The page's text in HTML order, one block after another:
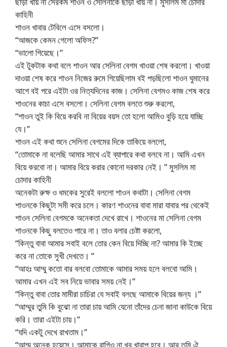
কাহিনী
শাওন খাবার টেবিলে এসে বসলো।
“আজকে কেমন গেলো অফিস?”
“ভালো গিয়েছে।”
এই টুকটাক কথা বলে শাওন আর সেলিনা বেগম খাওয়া শেষ করলো। খাওয়া
দাওয়া শেষ করে শাওন নিজের রুমে গিয়েছিলাম বই পড়ছিলো শাওন ঘুমানের
আগে বই পরে এইটা ওর নিত্যদিনের কাজ। সেলিনা বেগমও কাজ শেষ করে
শাওনের কাচা এসে বসলো। সেলিনা বেগম বলতে শুরু করলো,
“শাওন তুই কি বিয়ে করবি না বিয়ের বয়স তো হলো আমিও বুড়ি হয়ে যাচ্ছি
যে।”
শাওন এই কথা শুনে সেলিনা বেগমের দিকে তাকিয়ে বললো,
“তোমাকে না বলেছি আমার সাথে এই ব্যাপারে কথা বলবে না। আমি এখন
বিয়ে করবো না। আমার বিয়ে করার কোনো দরকার নেই। ” মুসলিম মা
চোদার কাহিনী
অনেকটা রুক্ষ ও ধমকের সুরেই বললো শাওন কথাটা। সেলিনা বেগম
শাওনকে কিছুটা সমী করে চলে। কারণ শাওনের বাবা মারা যাবার পর থেকেই
শাওন সেলিনা বেগমকে অনেকতা দেখে রাখে। শাওনের মা সেলিনা বেগম
শাওনকে কিছু বলতেও পারে না। তাও বলার চেষ্টা করলো,
“কিন্তু বাবা আমার সবাই বলে তোর কেন বিয়ে দিচ্ছি না? আমার কি ইচ্ছে
করে না তোকে সুখী দেখতে। ”
“আহঃ আম্মু কতো বার বলবো তোমাকে আমার সময় হলে বলবো আমি।
আমার এখন এই সব নিয়ে ভাবার সময় নেই।”
“কিন্তু বাবা তোর মামীরা চাচিরা যে সবাই বলছে আমাকে বিয়ের জন্য ।”
“আম্মুর তুমি কি বুঝো না তারা চায় আমি যেনো তাঁদের চেনা জানা কাউকে বিয়ে
করি। তারা এইটা চায়।”
“যদি একটু দেখে রাখতাম।”
“আম্মু অনেক হয়েসে। আমাকে রাগিও না খুব খারাপ হবে। আর তুমি ঐ